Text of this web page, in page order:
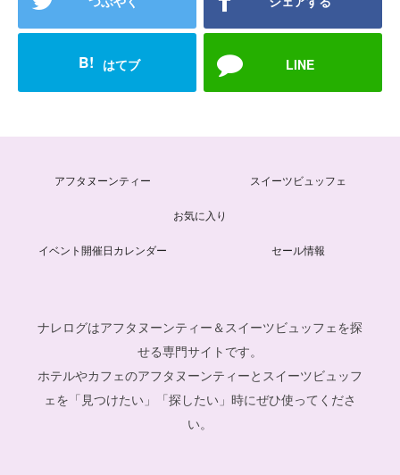
B! はてブ LINE
アフタヌーンティー スイーツビュッフェ
お気に入り
イベント開催日カレンダー セール情報
ナレログはアフタヌーンティー＆スイーツビュッフェを探
せる専門サイトです。
ホテルやカフェのアフタヌーンティーとスイーツビュッフ
ェを「見つけたい」「探したい」時にぜひ使ってくださ
い。